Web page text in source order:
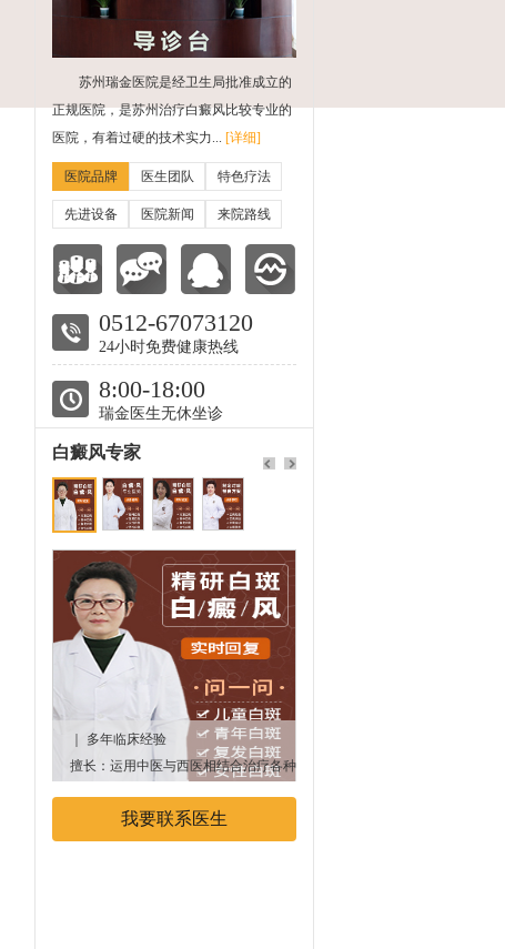
苏州瑞金医院是经卫生局批准成立的
正规医院，是苏州治疗白癜风比较专业的
医院，有着过硬的技术实力... [详细]
医院品牌 医生团队 特色疗法
先进设备 医院新闻 来院路线
0512-67073120
24小时免费健康热线
8:00-18:00
瑞金医生无休坐诊
白癜风专家
｜ 多年临床经验
擅长：运用中医与西医相结合治疗各种
我要联系医生